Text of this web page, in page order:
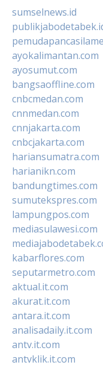
sumselnews.id
ayokalimantan.com
ayosumut.com
bangsaoffline.com
cnbcmedan.com
cnnmedan.com
cnnjakarta.com
cnbcjakarta.com
hariansumatra.com
harianikn.com
bandungtimes.com
sumutekspres.com
lampungpos.com
mediasulawesi.com
kabarflores.com
seputarmetro.com
aktual.it.com
akurat.it.com
antara.it.com
analisadaily.it.com
antv.it.com
antvklik.it.com